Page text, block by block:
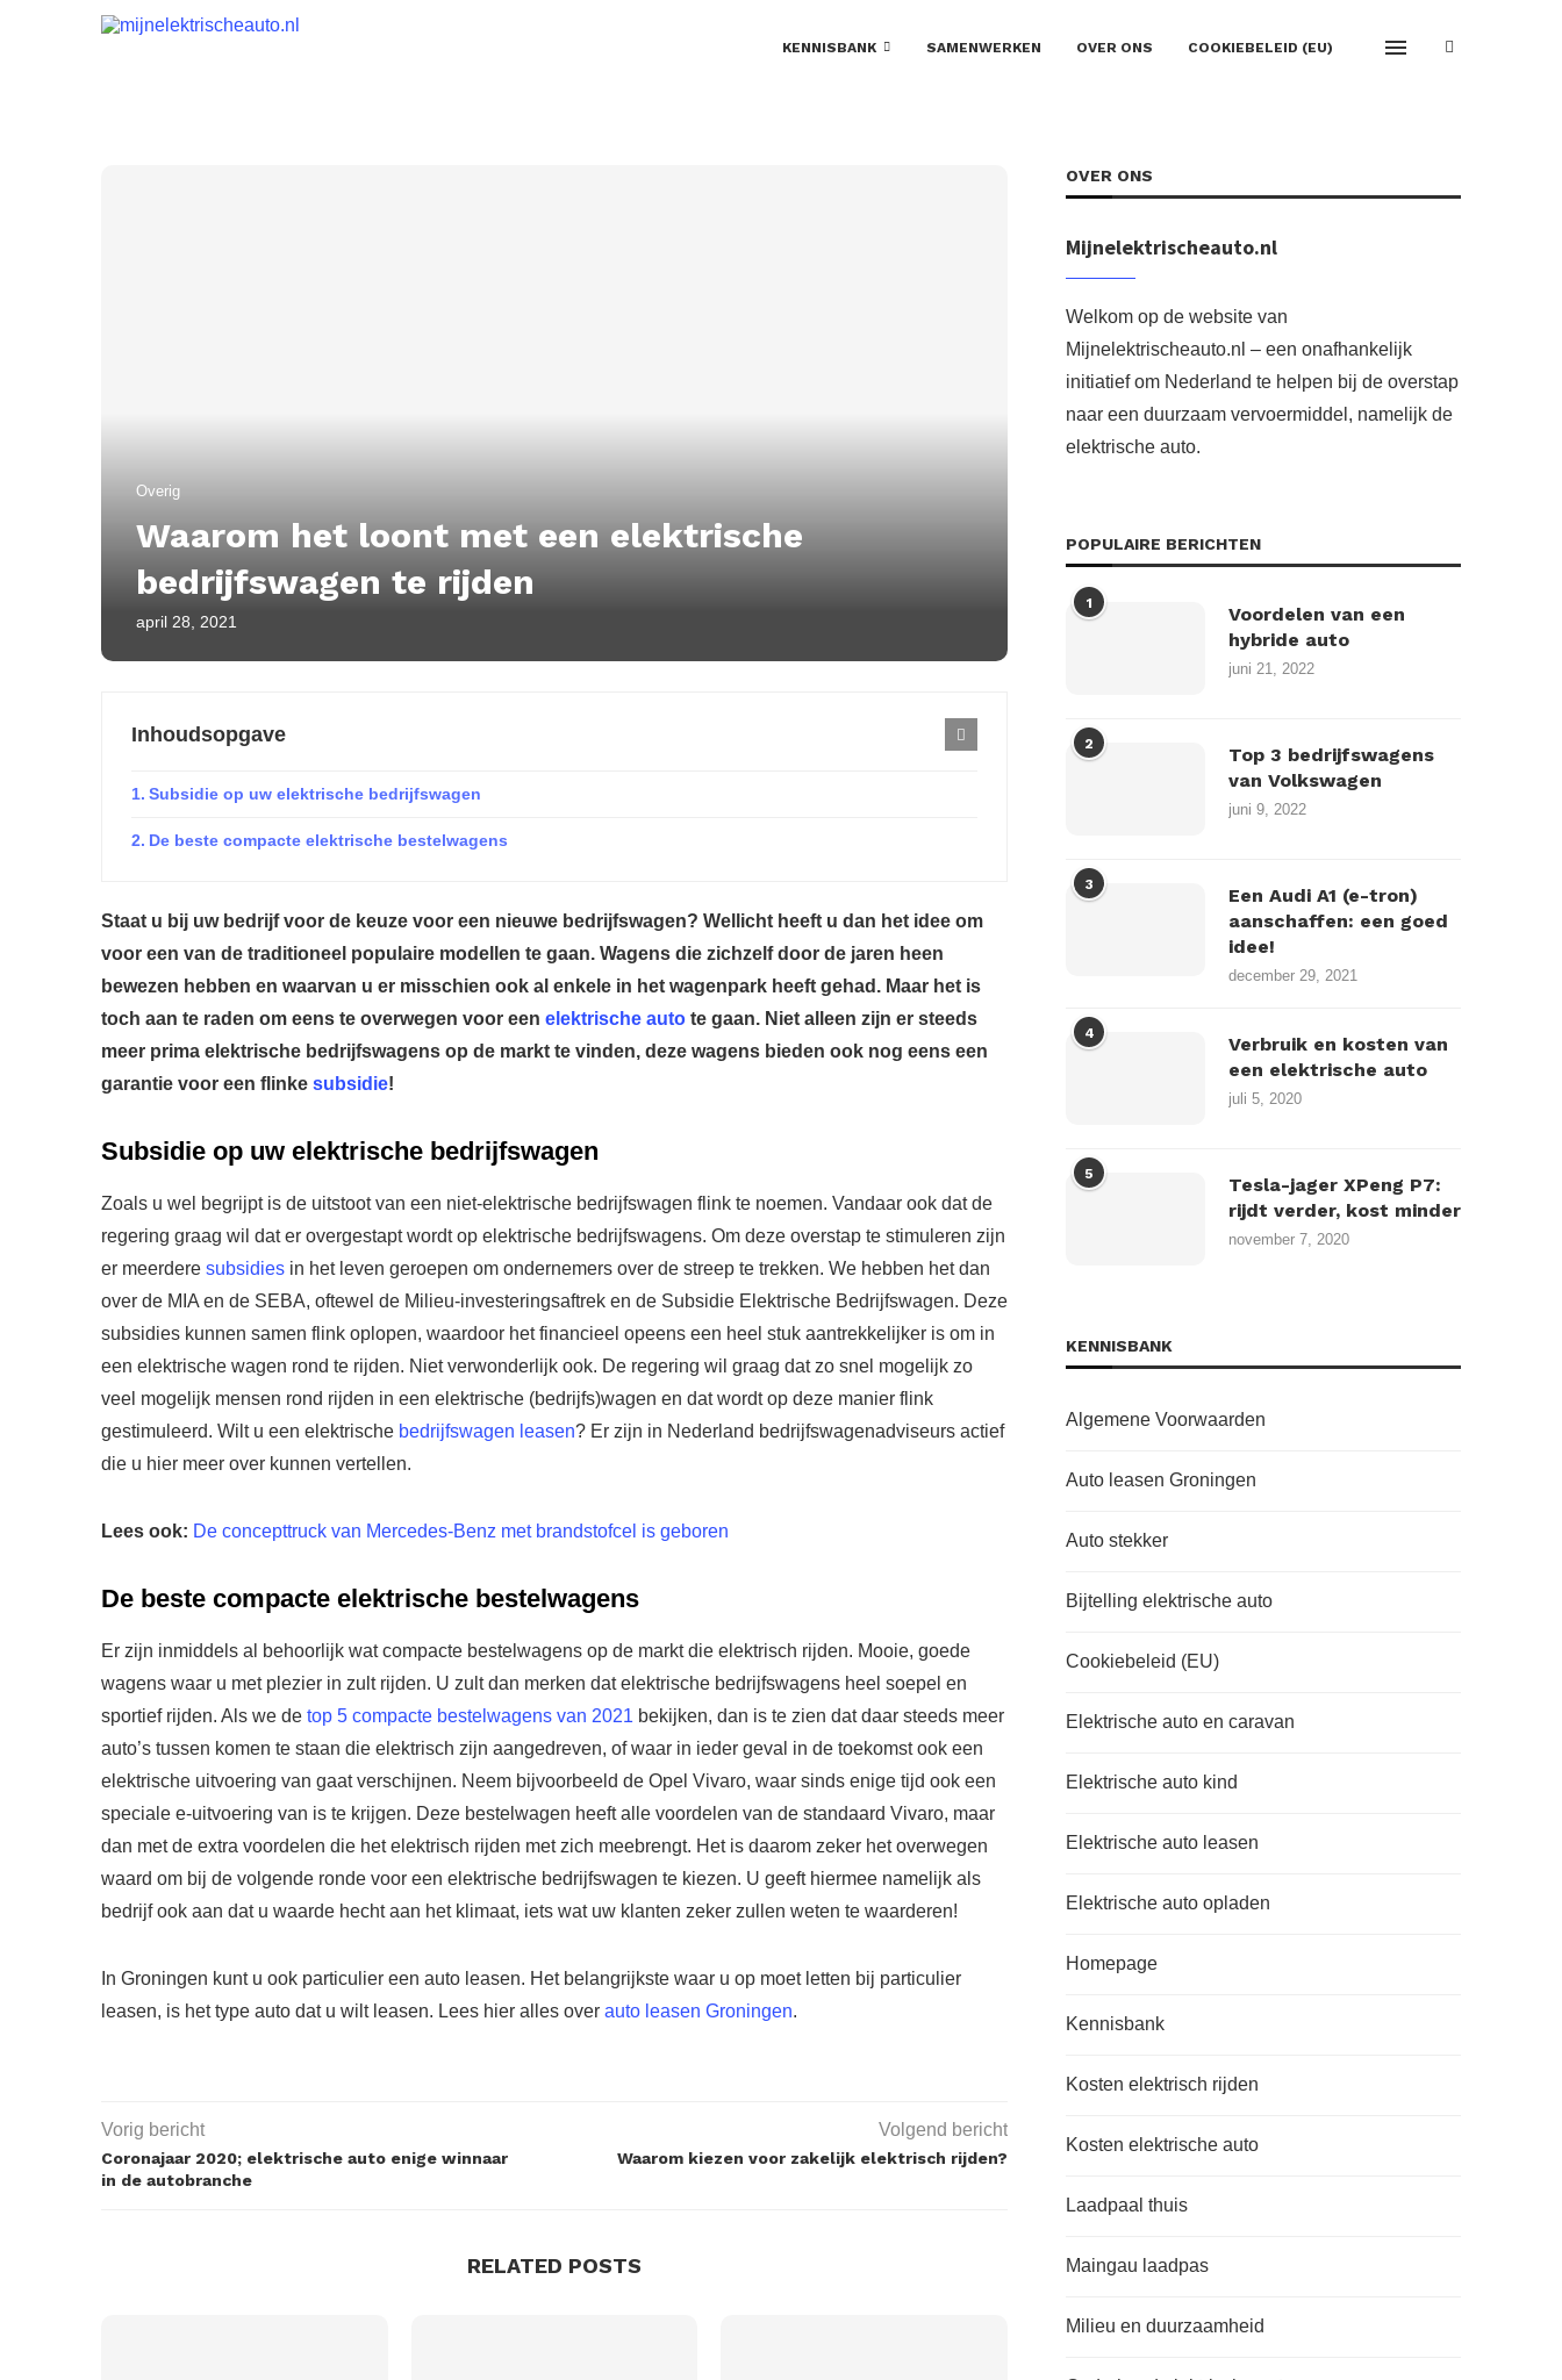
KENNISBANK SAMENWERKEN OVER ONS COOKIEBELEID (EU)
Overig
Waarom het loont met een elektrische
bedrijfswagen te rijden
april 28, 2021
Inhoudsopgave
Subsidie op uw elektrische bedrijfswagen
De beste compacte elektrische bestelwagens
Staat u bij uw bedrijf voor de keuze voor een nieuwe bedrijfswagen? Wellicht heeft u dan het idee om
voor een van de traditioneel populaire modellen te gaan. Wagens die zichzelf door de jaren heen
bewezen hebben en waarvan u er misschien ook al enkele in het wagenpark heeft gehad. Maar het is
toch aan te raden om eens te overwegen voor een elektrische auto te gaan. Niet alleen zijn er steeds
meer prima elektrische bedrijfswagens op de markt te vinden, deze wagens bieden ook nog eens een
garantie voor een flinke subsidie!
Subsidie op uw elektrische bedrijfswagen
Zoals u wel begrijpt is de uitstoot van een niet-elektrische bedrijfswagen flink te noemen. Vandaar ook dat de
regering graag wil dat er overgestapt wordt op elektrische bedrijfswagens. Om deze overstap te stimuleren zijn
er meerdere subsidies in het leven geroepen om ondernemers over de streep te trekken. We hebben het dan
over de MIA en de SEBA, oftewel de Milieu-investeringsaftrek en de Subsidie Elektrische Bedrijfswagen. Deze
subsidies kunnen samen flink oplopen, waardoor het financieel opeens een heel stuk aantrekkelijker is om in
een elektrische wagen rond te rijden. Niet verwonderlijk ook. De regering wil graag dat zo snel mogelijk zo
veel mogelijk mensen rond rijden in een elektrische (bedrijfs)wagen en dat wordt op deze manier flink
gestimuleerd. Wilt u een elektrische bedrijfswagen leasen? Er zijn in Nederland bedrijfswagenadviseurs actief
die u hier meer over kunnen vertellen.
Lees ook: De concepttruck van Mercedes-Benz met brandstofcel is geboren
De beste compacte elektrische bestelwagens
Er zijn inmiddels al behoorlijk wat compacte bestelwagens op de markt die elektrisch rijden. Mooie, goede
wagens waar u met plezier in zult rijden. U zult dan merken dat elektrische bedrijfswagens heel soepel en
sportief rijden. Als we de top 5 compacte bestelwagens van 2021 bekijken, dan is te zien dat daar steeds meer
auto’s tussen komen te staan die elektrisch zijn aangedreven, of waar in ieder geval in de toekomst ook een
elektrische uitvoering van gaat verschijnen. Neem bijvoorbeeld de Opel Vivaro, waar sinds enige tijd ook een
speciale e-uitvoering van is te krijgen. Deze bestelwagen heeft alle voordelen van de standaard Vivaro, maar
dan met de extra voordelen die het elektrisch rijden met zich meebrengt. Het is daarom zeker het overwegen
waard om bij de volgende ronde voor een elektrische bedrijfswagen te kiezen. U geeft hiermee namelijk als
bedrijf ook aan dat u waarde hecht aan het klimaat, iets wat uw klanten zeker zullen weten te waarderen!
In Groningen kunt u ook particulier een auto leasen. Het belangrijkste waar u op moet letten bij particulier
leasen, is het type auto dat u wilt leasen. Lees hier alles over auto leasen Groningen.
Vorig bericht
Coronajaar 2020; elektrische auto enige winnaar
in de autobranche
Volgend bericht
Waarom kiezen voor zakelijk elektrisch rijden?
RELATED POSTS
OVER ONS
Mijnelektrischeauto.nl
Welkom op de website van
Mijnelektrischeauto.nl – een onafhankelijk
initiatief om Nederland te helpen bij de overstap
naar een duurzaam vervoermiddel, namelijk de
elektrische auto.
POPULAIRE BERICHTEN
1
Voordelen van een
hybride auto
juni 21, 2022
2
Top 3 bedrijfswagens
van Volkswagen
juni 9, 2022
3
Een Audi A1 (e-tron)
aanschaffen: een goed
idee!
december 29, 2021
4
Verbruik en kosten van
een elektrische auto
juli 5, 2020
5
Tesla-jager XPeng P7:
rijdt verder, kost minder
november 7, 2020
KENNISBANK
Algemene Voorwaarden
Auto leasen Groningen
Auto stekker
Bijtelling elektrische auto
Cookiebeleid (EU)
Elektrische auto en caravan
Elektrische auto kind
Elektrische auto leasen
Elektrische auto opladen
Homepage
Kennisbank
Kosten elektrisch rijden
Kosten elektrische auto
Laadpaal thuis
Maingau laadpas
Milieu en duurzaamheid